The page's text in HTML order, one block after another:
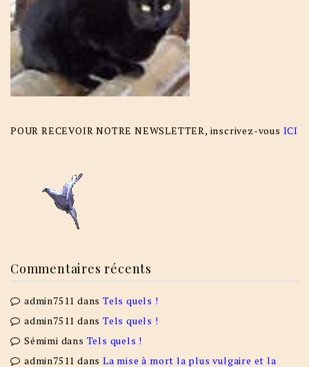
POUR RECEVOIR NOTRE NEWSLETTER, inscrivez-vous ICI
Commentaires récents
admin7511 dansTels quels !
admin7511 dansTels quels !
Sémimi dans Tels quels !
admin7511 dansLa mise à mort la plus vulgaire et la